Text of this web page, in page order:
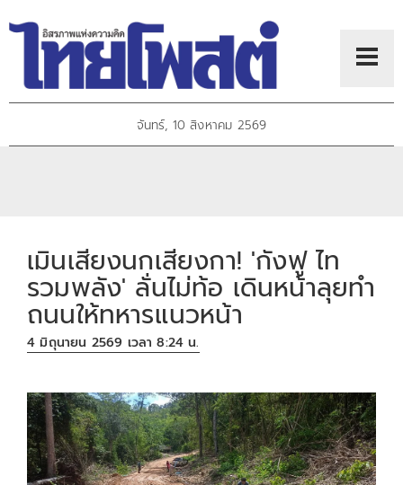
จันทร์, 10 สิงหาคม 2569
เมินเสียงนกเสียงกา! 'กังฟู ไท
รวมพลัง' ลั่นไม่ท้อ เดินหน้าลุยทำ
ถนนให้ทหารแนวหน้า
4 มิถุนายน 2569 เวลา 8:24 น.